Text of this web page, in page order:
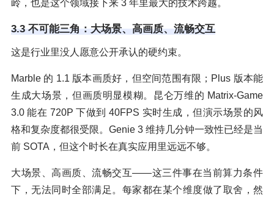
岭，也是这个领域接下来 3 年里最大的技术跨越。
3.3 不可能三角：大场景、高画质、流畅交互
这是行业里没人愿意公开承认的硬约束。
Marble 的 1.1 版本画质好，但空间范围有限；Plus 版本能
生成大场景，但画质明显模糊。昆仑万维的 Matrix-Game
3.0 能在 720P 下做到 40FPS 实时生成，但演示场景的风
格和复杂度都很受限。Genie 3 维持几分钟一致性已经是当
前 SOTA，但这个时长在真实应用里远远不够。
大场景、高画质、流畅交互——这三件事在当前算力条件
下，无法同时全部满足。每家都在某个维度做了取舍，然